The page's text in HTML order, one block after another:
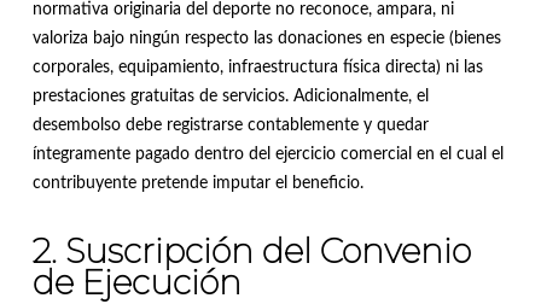
normativa originaria del deporte no reconoce, ampara, ni
valoriza bajo ningún respecto las donaciones en especie (bienes
corporales, equipamiento, infraestructura física directa) ni las
prestaciones gratuitas de servicios. Adicionalmente, el
desembolso debe registrarse contablemente y quedar
íntegramente pagado dentro del ejercicio comercial en el cual el
contribuyente pretende imputar el beneficio.
2. Suscripción del Convenio
de Ejecución